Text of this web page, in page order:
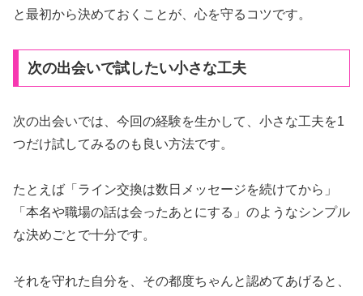
と最初から決めておくことが、心を守るコツです。
次の出会いで試したい小さな工夫
次の出会いでは、今回の経験を生かして、小さな工夫を1
つだけ試してみるのも良い方法です。
たとえば「ライン交換は数日メッセージを続けてから」
「本名や職場の話は会ったあとにする」のようなシンプル
な決めごとで十分です。
それを守れた自分を、その都度ちゃんと認めてあげると、